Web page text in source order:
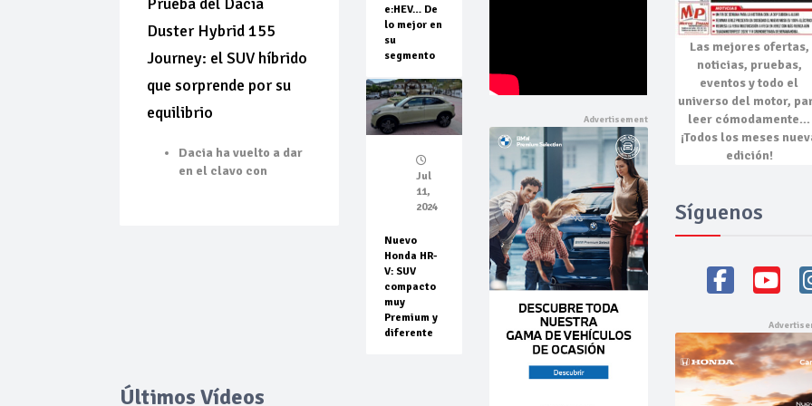
Duster Hybrid 155
Journey: el SUV híbrido
que sorprende por su
equilibrio
Dacia ha vuelto a dar
en el clavo con
e:HEV… De
lo mejor en
su
segmento
Jul
11,
2024
Nuevo
Honda HR-
V: SUV
compacto
muy
Premium y
diferente
Últimos Vídeos
Las mejores ofertas,
noticias, pruebas,
eventosy todo el
universo del motor,
leer cómodamente…
¡Todos los meses
edición!
Síguenos